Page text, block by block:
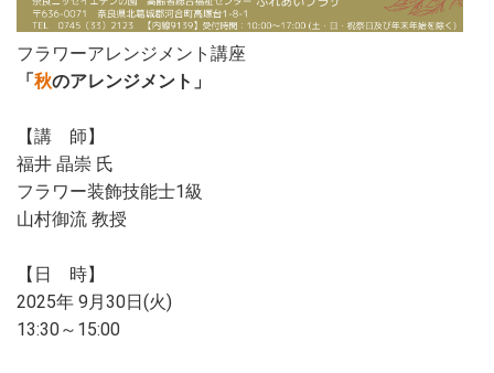
フラワーアレンジメント講座
「 秋のアレンジメント」
【講 師】
福井 晶崇 氏
フラワー装飾技能士1級
山村御流 教授
【日 時】
2025年 9月30日(火)
13:30～15:00